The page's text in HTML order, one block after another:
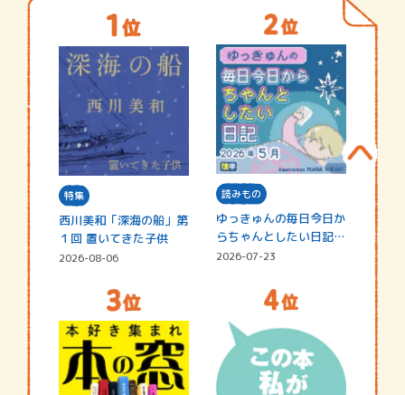
特集
西川美和「深海の船」第
１回 置いてきた子供
2026-08-06
読みもの
ゆっきゅんの毎日今日か
らちゃんとしたい日記
☆202…
2026-07-23